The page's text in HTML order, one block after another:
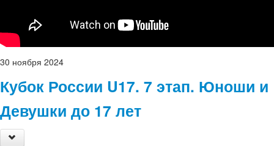
30 ноября 2024
Кубок России U17. 7 этап. Юноши и
Девушки до 17 лет